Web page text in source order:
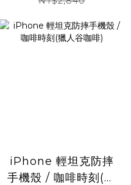
iPhone 輕坦克防摔
手機殼 / 咖啡時刻(獵